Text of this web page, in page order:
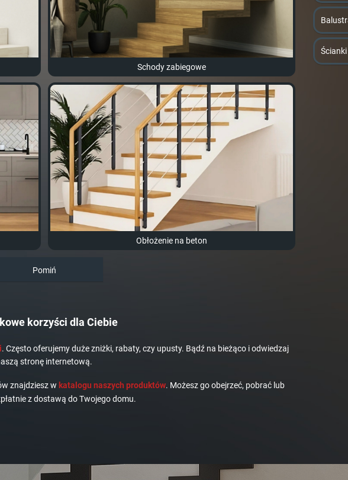
Schody zabiegowe
Obłożenie na beton
Pomiń
korzyści dla Ciebie
. Często oferujemy duże zniżki, rabaty, czy upusty. Bądź na bieżąco i odwiedzaj
stronę internetową.
znajdziesz w katalogu naszych produktów. Możesz go obejrzeć, pobrać lub
z dostawą do Twojego domu.